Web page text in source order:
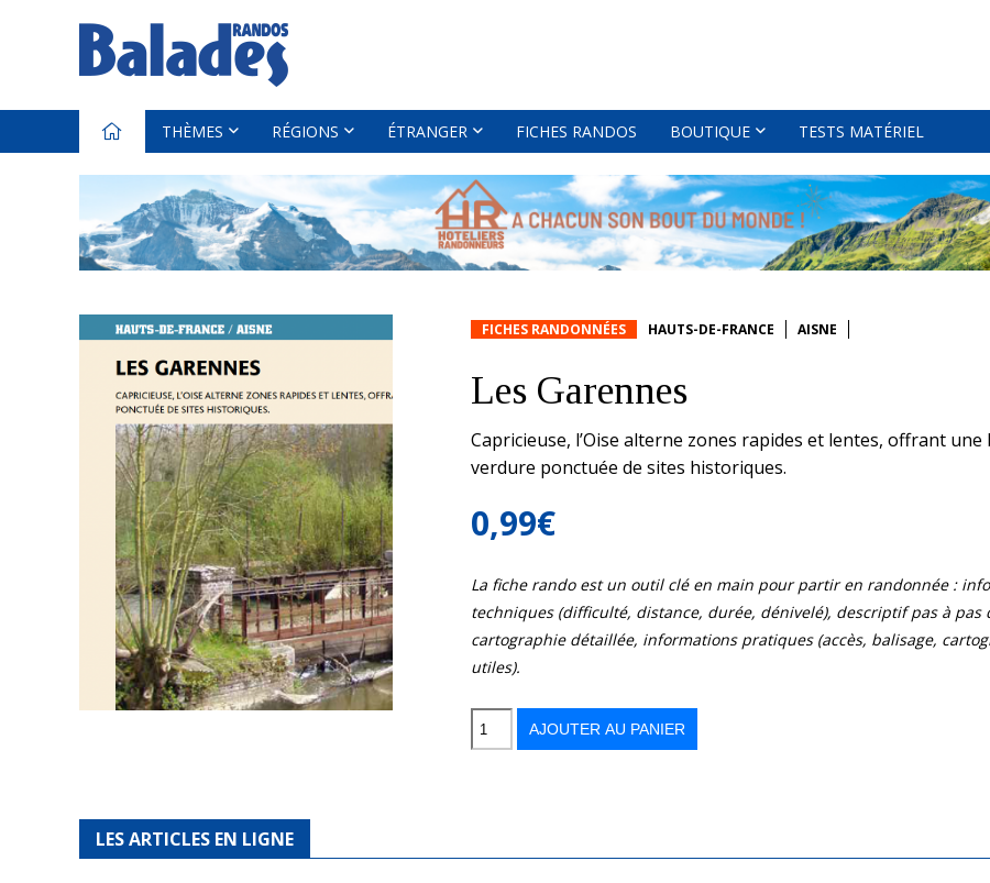
THÈMES RÉGIONS ÉTRANGER FICHES RANDOS BOUTIQUE TESTS MATÉRIEL
FICHES RANDONNÉES HAUTS-DE-FRANCE AISNE
Les Garennes
Capricieuse, l’Oise alterne zones rapides et lentes, offrant une
verdure ponctuée de sites historiques.
0,99€
La fiche rando est un outil clé en main pour partir en randonnée :
techniques (difficulté, distance, durée, dénivelé), descriptif pas à pas
cartographie détaillée, informations pratiques (accès, balisage,
utiles).
quantité
Les
Garennes AJOUTER AU PANIER
LES ARTICLES EN LIGNE